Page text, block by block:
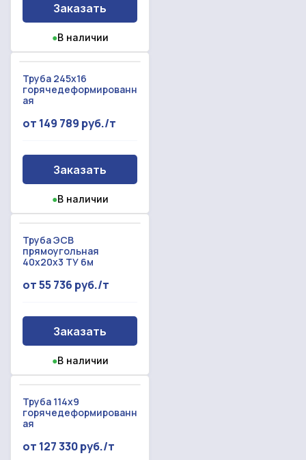
Заказать
●В наличии
Труба 245x16
горячедеформированн
ая
от 149 789 руб./т
Заказать
●В наличии
Труба ЭСВ
прямоугольная
40х20х3 ТУ 6м
от 55 736 руб./т
Заказать
●В наличии
Труба 114x9
горячедеформированн
ая
от 127 330 руб./т